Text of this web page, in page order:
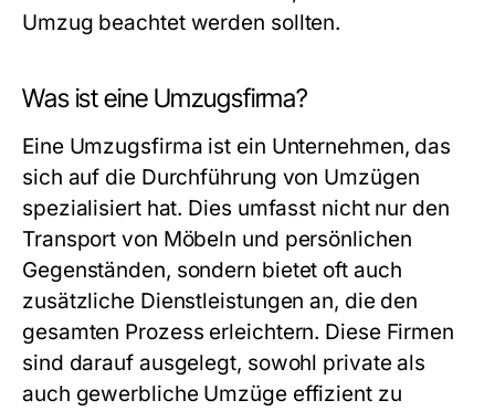
Umzug beachtet werden sollten.
Was ist eine Umzugsfirma?
Eine Umzugsfirma ist ein Unternehmen, das
sich auf die Durchführung von Umzügen
spezialisiert hat. Dies umfasst nicht nur den
Transport von Möbeln und persönlichen
Gegenständen, sondern bietet oft auch
zusätzliche Dienstleistungen an, die den
gesamten Prozess erleichtern. Diese Firmen
sind darauf ausgelegt, sowohl private als
auch gewerbliche Umzüge effizient zu